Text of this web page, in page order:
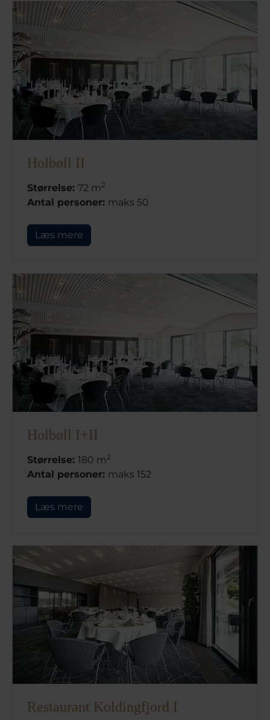
Holbøll II
Størrelse: 72 m2
Antal personer: maks 50
Læs mere
Holbøll I+II
Størrelse: 180 m2
Antal personer: maks 152
Læs mere
Restaurant Koldingfjord I